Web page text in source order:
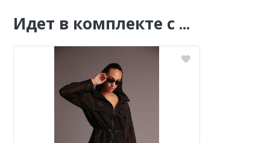
Идет в комплекте с ...